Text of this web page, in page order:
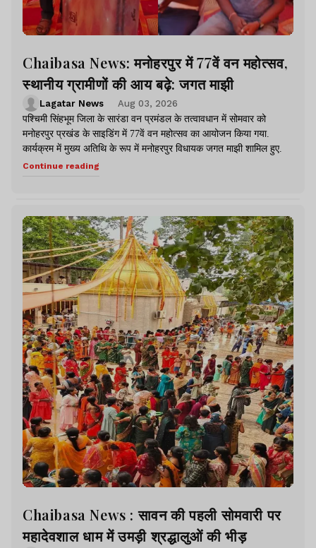
Chaibasa News: मनोहरपुर में 77वें वन महोत्सव,
स्थानीय ग्रामीणों की आय बढ़े: जगत माझी
Lagatar News
Aug 03, 2026
पश्चिमी सिंहभूम जिला के सारंडा वन प्रमंडल के तत्वावधान में सोमवार को
मनोहरपुर प्रखंड के साइडिंग में 77वें वन महोत्सव का आयोजन किया गया.
कार्यक्रम में मुख्य अतिथि के रूप में मनोहरपुर विधायक जगत माझी शामिल हुए.
Continue reading
Chaibasa News : सावन की पहली सोमवारी पर
महादेवशाल धाम में उमड़ी श्रद्धालुओं की भीड़